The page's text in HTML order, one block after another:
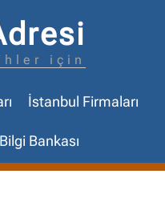
için
İstanbul Firmaları
Bilgi Bankası